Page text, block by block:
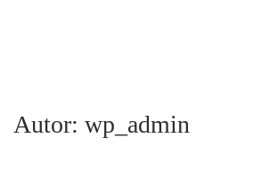
Autor: wp_admin